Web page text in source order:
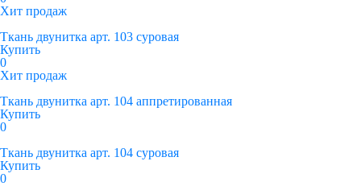
Хит продаж
Ткань двунитка арт. 103 суровая
Купить
0
Хит продаж
Ткань двунитка арт. 104 аппретированная
Купить
0
Ткань двунитка арт. 104 суровая
Купить
0